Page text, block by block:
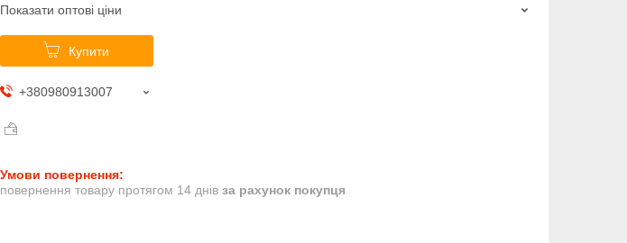
Показати оптові ціни
Купити
+380980913007
повернення товару протягом 14 днів за рахунок покупця